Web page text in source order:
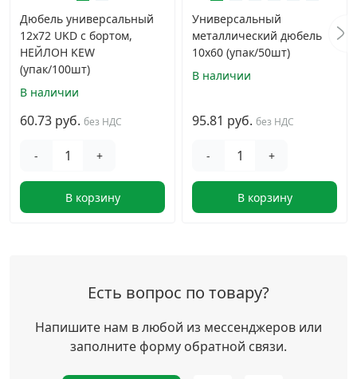
Дюбель универсальный
12x72 UKD с бортом,
НЕЙЛОН KEW
(упак/100шт)
В наличии
60.73 руб. без НДС
- +
В корзину
Универсальный
металлический дюбель
10х60 (упак/50шт)
В наличии
95.81 руб. без НДС
- +
В корзину
Есть вопрос по товару?
Напишите нам в любой из мессенджеров или
заполните форму обратной связи.